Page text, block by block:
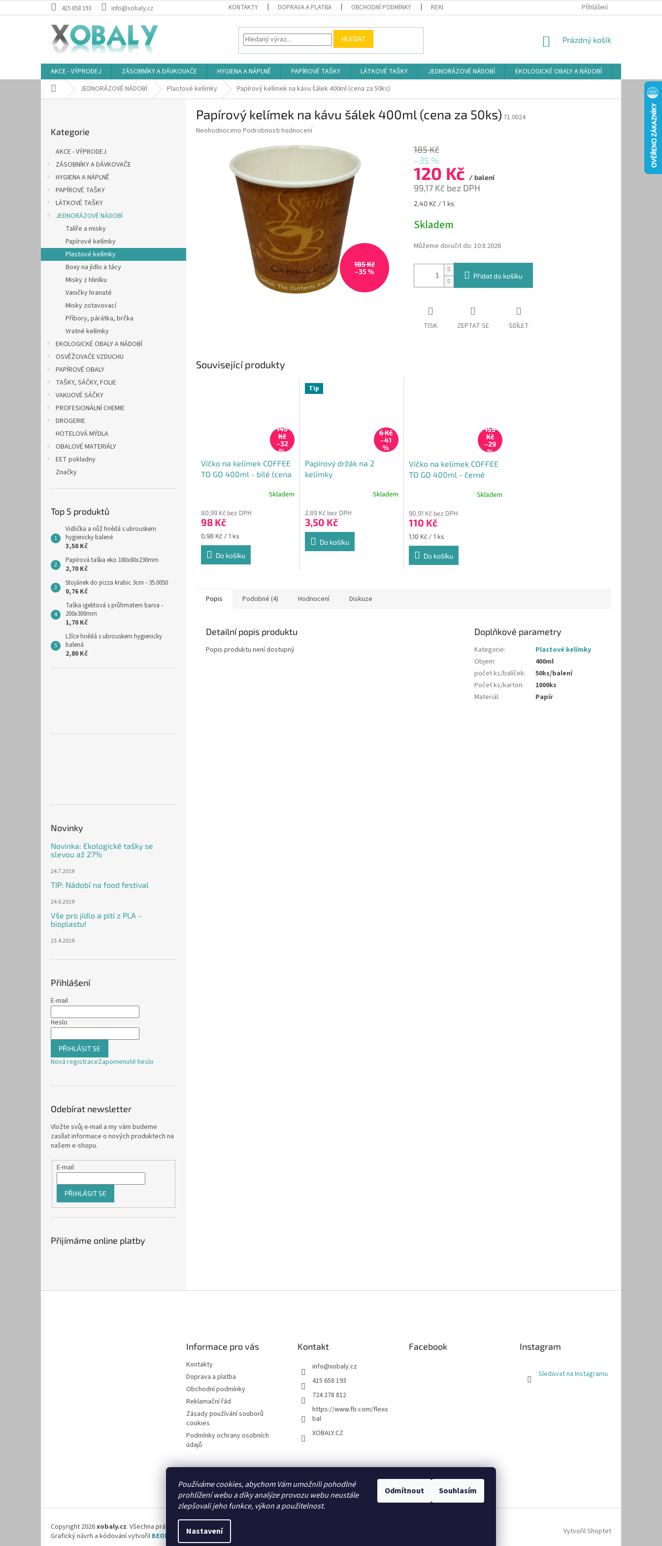
Používáme cookies, abychom Vám umožnili pohodlné
prohlížení webu a díky analýze provozu webu neustále
zlepšovali jeho funkce, výkon a použitelnost.
Nastavení
Odmítnout Souhlasím
na
415 658 193 info@xobaly.cz KONTAKTY DOPRAVA A PLATBA OBCHODNÍ PODMÍNKY REKLAMAČNÍ ŘÁD ZÁSADY POUŽÍVÁNÍ SOUBORŮ COOKIES
Přihlášení
HLEDAT
NÁKUPNÍ
Prázdný košík
AKCE - VÝPRODEJ ZÁSOBNÍKY A DÁVKOVAČE HYGIENA A NÁPLNĚ PAPÍROVÉ TAŠKY LÁTKOVÉ TAŠKY JEDNORÁZOVÉ NÁDOBÍ EKOLOGICKÉ OBALY A NÁDOBÍ
Domů JEDNORÁZOVÉ NÁDOBÍ Plastové kelímky Papírový kelímek na kávu šálek 400ml (cena za 50ks)
l
kategorie
Kategorie
AKCE - VÝPRODEJ
ZÁSOBNÍKY A DÁVKOVAČE
HYGIENA A NÁPLNĚ
PAPÍROVÉ TAŠKY
LÁTKOVÉ TAŠKY
JEDNORÁZOVÉ NÁDOBÍ
Talíře a misky
Papírové kelímky
Plastové kelímky
Boxy na jídlo a tácy
Misky z hliníku
Vaničky hranaté
Misky zotavovací
Příbory, párátka, brčka
Vratné kelímky
EKOLOGICKÉ OBALY A NÁDOBÍ
OSVĚŽOVAČE VZDUCHU
PAPÍROVÉ OBALY
TAŠKY, SÁČKY, FOLIE
VAKUOVÉ SÁČKY
PROFESIONÁLNÍ CHEMIE
DROGERIE
HOTELOVÁ MÝDLA
OBALOVÉ MATERIÁLY
EET pokladny
Značky
Top 5 produktů
Vidlička a nůž hnědá s ubrouskem
hygienicky balené
3,50 Kč
Papírová taška eko 180x80x230mm
2,70 Kč
Stojánek do pizza krabic 3cm - 35.0050
0,76 Kč
Taška igelitová s průhmatem barva -
200x300mm
1,70 Kč
Lžíce hnědá s ubrouskem hygienicky
balená
2,80 Kč
Novinky
Novinka: Ekologické tašky se
slevou až 27%
24.7.2019
TIP: Nádobí na food festival
24.6.2019
Vše pro jídlo a pití z PLA -
bioplastu!
23.4.2019
Přihlášení
E-mail
Heslo
PŘIHLÁSIT SE
Nová registraceZapomenuté heslo
Odebírat newsletter
Vložte svůj e-mail a my vám budeme
zasílat informace o nových produktech na
našem e-shopu.
E-mail
PŘIHLÁSIT SE
Přijímáme online platby
Papírový kelímek na kávu šálek 400ml (cena za 50ks) 71.0024
Průměrné
Neohodnoceno Podrobnosti hodnocení
185 Kč
–35 %
185 Kč
–35 %
120 Kč / balení
99,17 Kč bez DPH
Měrná
2,40 Kč / 1 ks
Skladem
Můžeme doručit do: 10.8.2026
Přidat do košíku
TISK ZEPTAT SE SDÍLET
Související produkty
145
Kč
–32
%
Víčko na kelímek COFFEE
TO GO 400ml - bílé (cena
produktu
je
3,7
hvězdiček.
Skladem
80,99 Kč bez DPH
98 Kč
Měrná
cena:
0,98 Kč / 1 ks
Do košíku
Tip
6 Kč
–41
%
Papírový držák na 2
kelímky
Skladem
2,89 Kč bez DPH
3,50 Kč
Do košíku
155
Kč
–29
%
Víčko na kelímek COFFEE
TO GO 400ml - černé
Skladem
90,91 Kč bez DPH
110 Kč
Měrná
cena:
1,10 Kč / 1 ks
Do košíku
Popis Podobné (4) Hodnocení Diskuze
Detailní popis produktu
Popis produktu není dostupný
Doplňkové parametry
Kategorie:
Plastové kelímky
Objem:
400ml
počet ks/balíček:
50ks/balení
Počet ks/karton:
1000ks
Materiál: Papír
Informace pro vás
Kontakty
Doprava a platba
Obchodní podmínky
Reklamační řád
Zásady používání souborů
cookies
Podmínky ochrany osobních
údajů
Kontakt
info@xobaly.cz
415 658 193
724 278 812
https://www.fb.com/flexo
bal
XOBALY.CZ
Facebook Instagram
Sledovat na Instagramu
FLEXOBAL KATRIN
Vytvořil Shoptet
Copyright 2026xobaly.cz. Všechna práva vyhrazena.
Grafický návrh a kódování vytvořil BEOM.cz